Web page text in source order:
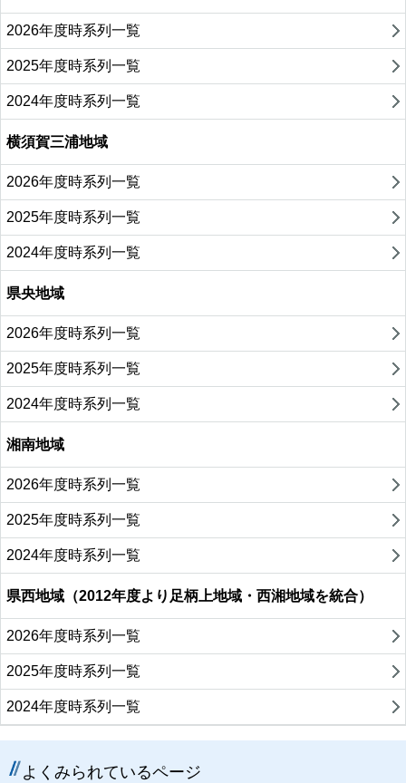
2026年度時系列一覧
2025年度時系列一覧
2024年度時系列一覧
横須賀三浦地域
2026年度時系列一覧
2025年度時系列一覧
2024年度時系列一覧
県央地域
2026年度時系列一覧
2025年度時系列一覧
2024年度時系列一覧
湘南地域
2026年度時系列一覧
2025年度時系列一覧
2024年度時系列一覧
県西地域（2012年度より足柄上地域・西湘地域を統合）
2026年度時系列一覧
2025年度時系列一覧
2024年度時系列一覧
よくみられているページ